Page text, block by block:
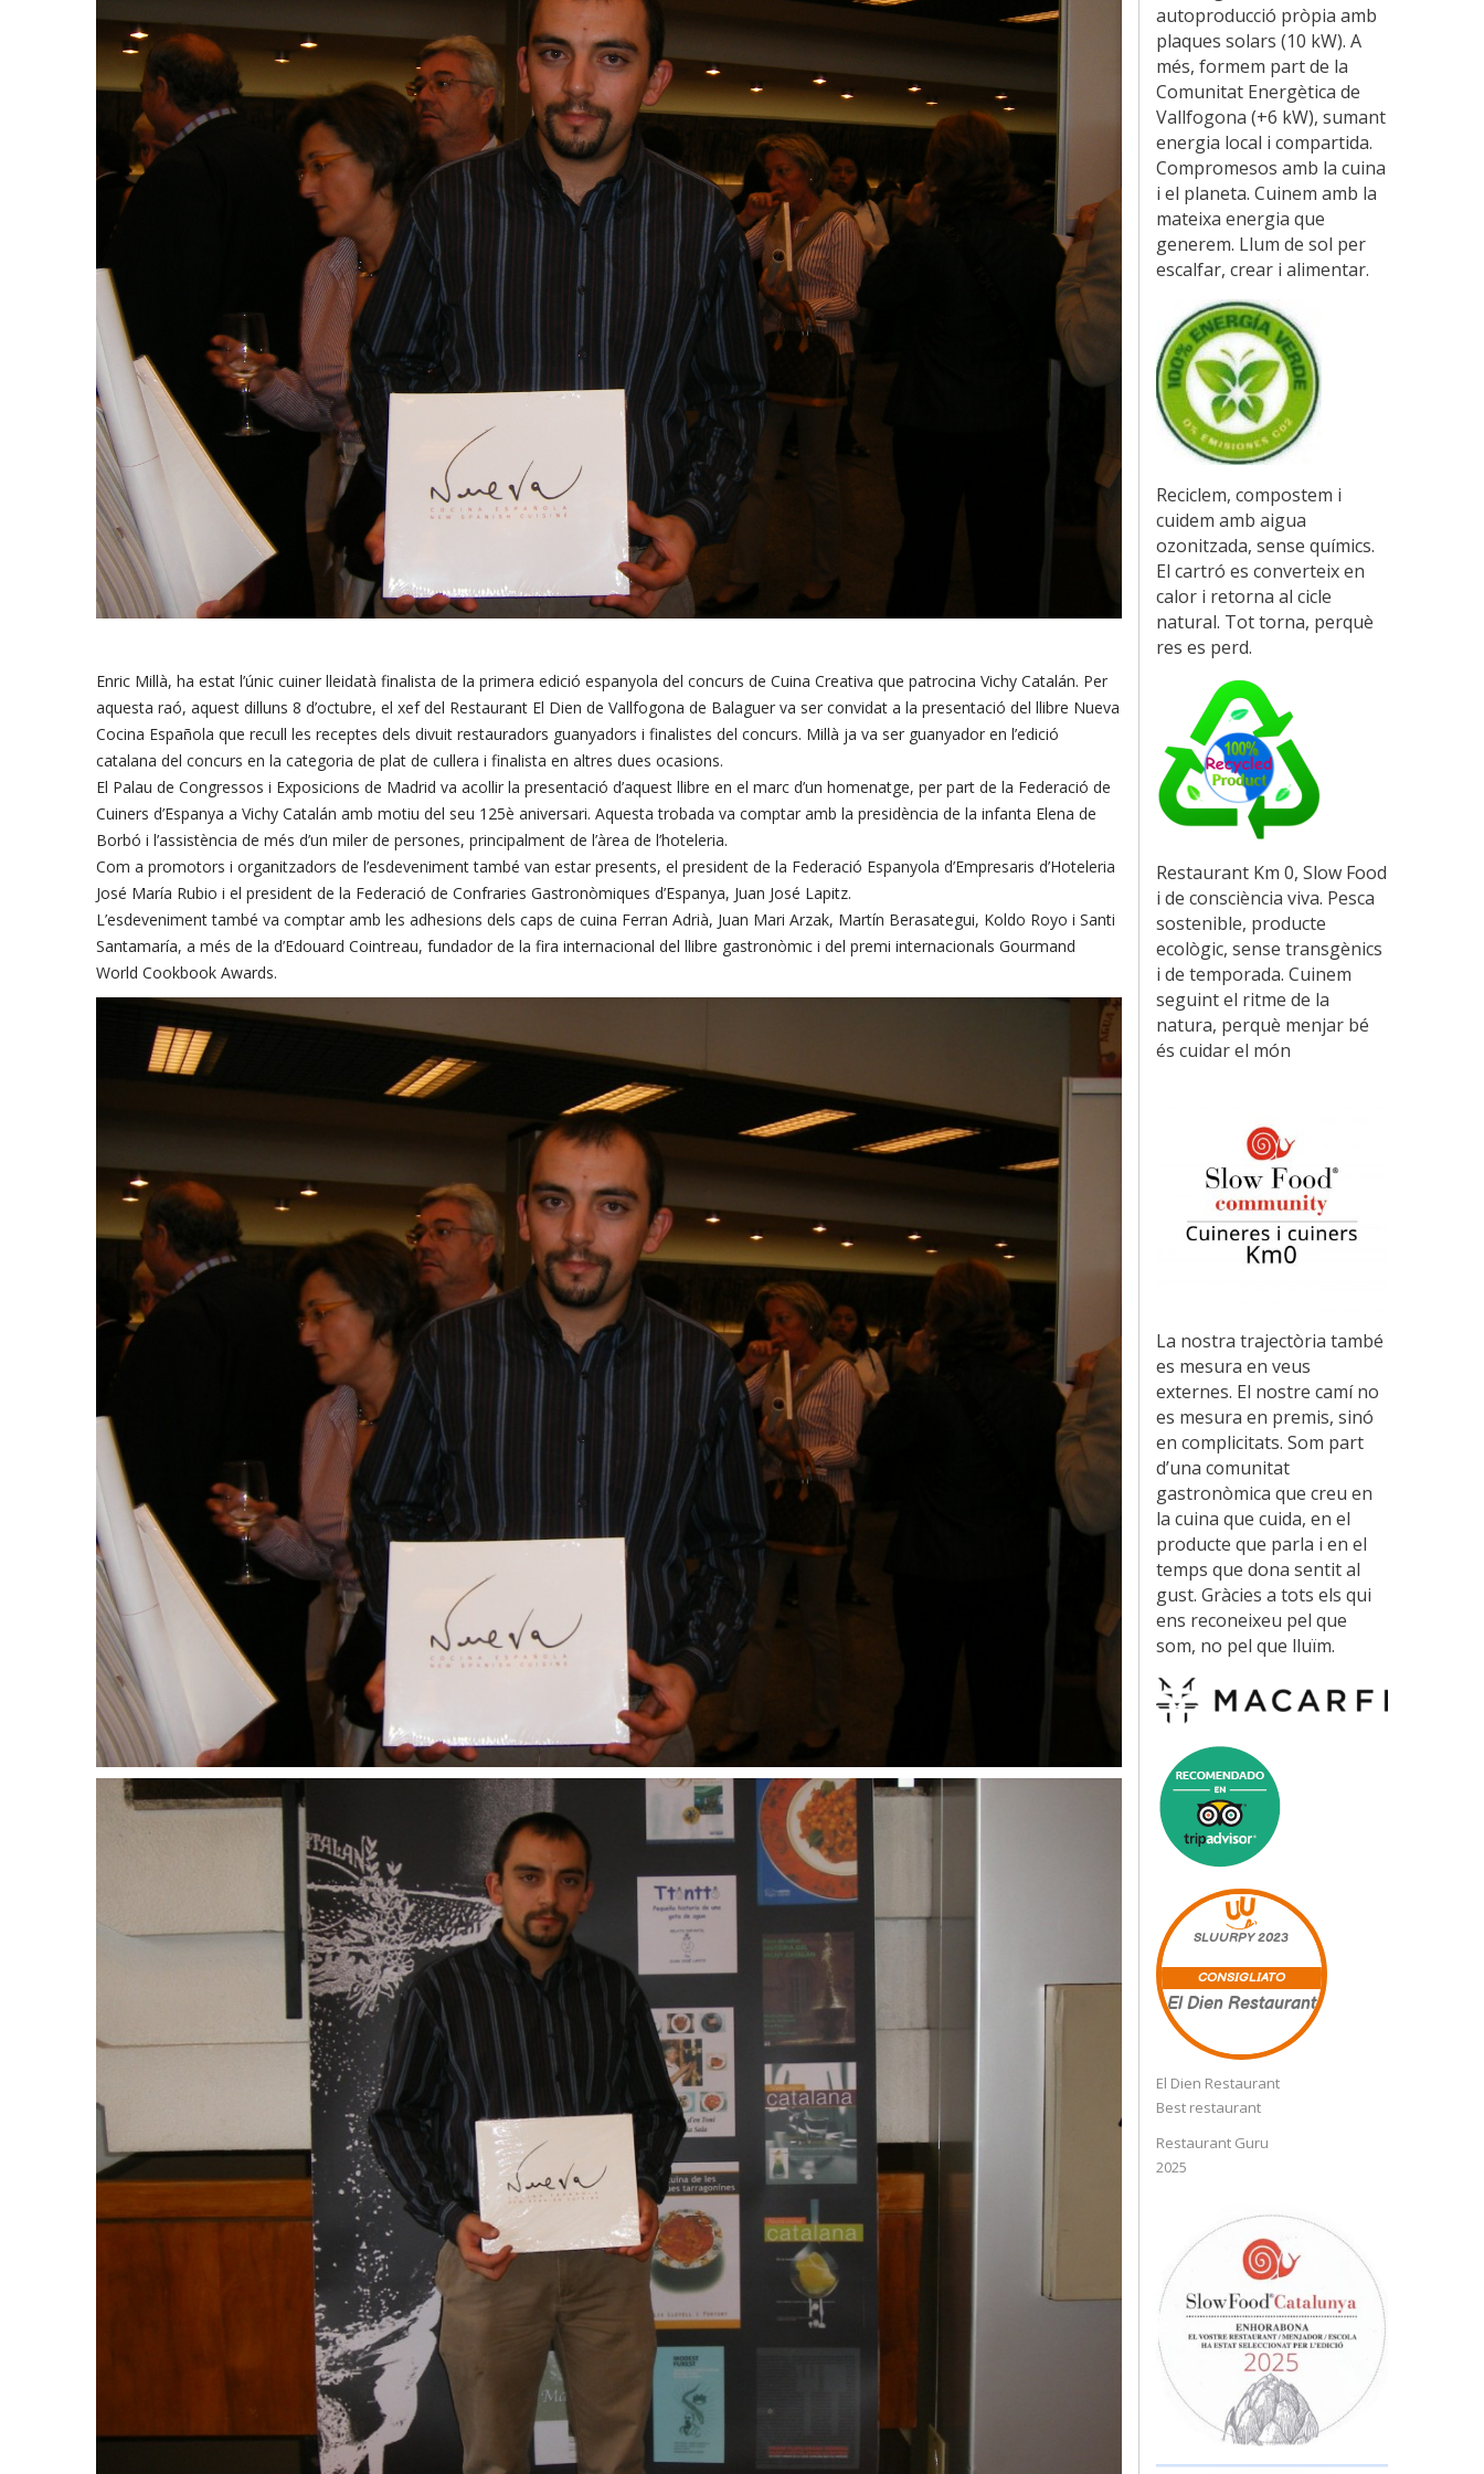
Enric Millà, ha estat l’únic cuiner lleidatà finalista de la primera edició espanyola del concurs de Cuina Creativa que patrocina Vichy Catalán. Per
aquesta raó, aquest dilluns 8 d’octubre, el xef del Restaurant El Dien de Vallfogona de Balaguer va ser convidat a la presentació del llibre Nueva
Cocina Española que recull les receptes dels divuit restauradors guanyadors i finalistes del concurs. Millà ja va ser guanyador en l’edició
catalana del concurs en la categoria de plat de cullera i finalista en altres dues ocasions.
El Palau de Congressos i Exposicions de Madrid va acollir la presentació d’aquest llibre en el marc d’un homenatge, per part de la Federació de
Cuiners d’Espanya a Vichy Catalán amb motiu del seu 125è aniversari. Aquesta trobada va comptar amb la presidència de la infanta Elena de
Borbó i l’assistència de més d’un miler de persones, principalment de l’àrea de l’hoteleria.
Com a promotors i organitzadors de l’esdeveniment també van estar presents, el president de la Federació Espanyola d’Empresaris d’Hoteleria
José María Rubio i el president de la Federació de Confraries Gastronòmiques d’Espanya, Juan José Lapitz.
L’esdeveniment també va comptar amb les adhesions dels caps de cuina Ferran Adrià, Juan Mari Arzak, Martín Berasategui, Koldo Royo i Santi
Santamaría, a més de la d’Edouard Cointreau, fundador de la fira internacional del llibre gastronòmic i del premi internacionals Gourmand
World Cookbook Awards.
autoproducció pròpia amb
plaques solars (10 kW). A
més, formem part de la
Comunitat Energètica de
Vallfogona (+6 kW), sumant
energia local i compartida.
Compromesos amb la cuina
i el planeta. Cuinem amb la
mateixa energia que
generem. Llum de sol per
escalfar, crear i alimentar.
Reciclem, compostem i
cuidem amb aigua
ozonitzada, sense químics.
El cartró es converteix en
calor i retorna al cicle
natural. Tot torna, perquè
res es perd.
Restaurant Km 0, Slow Food
i de consciència viva. Pesca
sostenible, producte
ecològic, sense transgènics
i de temporada. Cuinem
seguint el ritme de la
natura, perquè menjar bé
és cuidar el món
La nostra trajectòria també
es mesura en veus
externes. El nostre camí no
es mesura en premis, sinó
en complicitats. Som part
d’una comunitat
gastronòmica que creu en
la cuina que cuida, en el
producte que parla i en el
temps que dona sentit al
gust. Gràcies a tots els qui
ens reconeixeu pel que
som, no pel que lluïm.
SLUURPY2023
CONSIGLIATO
El Dien Restaurant
El Dien Restaurant
Best restaurant
Restaurant Guru
2025